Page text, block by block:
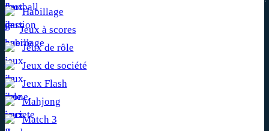
Habillage
Jeux à scores
Jeux de rôle
Jeux de société
Jeux Flash
Mahjong
Match 3